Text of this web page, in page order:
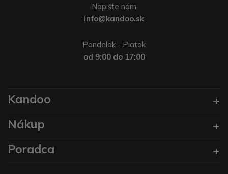
Napište nám
info@kandoo.sk
Pondelok - Piatok
od 9:00 do 17:00
Kandoo
Nákup
Poradca